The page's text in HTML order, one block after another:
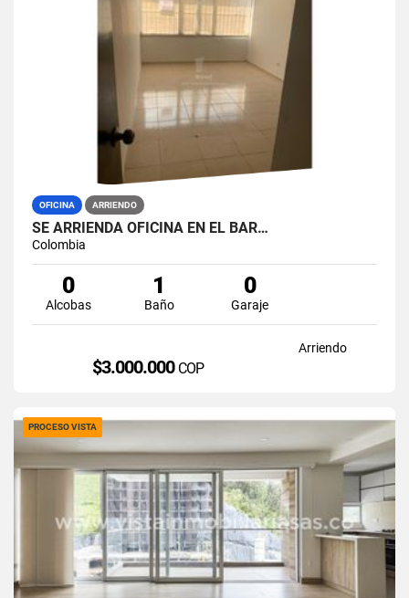
OFICINA ARRIENDO
SE ARRIENDA OFICINA EN EL BAR…
Colombia
0
Alcobas
1
Baño
0
Garaje
Arriendo
$3.000.000 COP
PROCESO VISTA